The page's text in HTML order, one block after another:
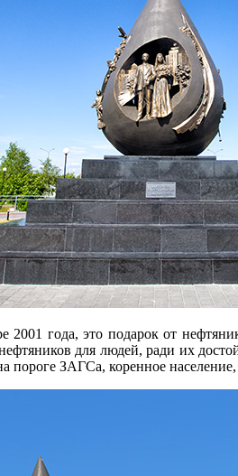
года, это подарок от
для людей, ради их
пороге ЗАГСа, коренное